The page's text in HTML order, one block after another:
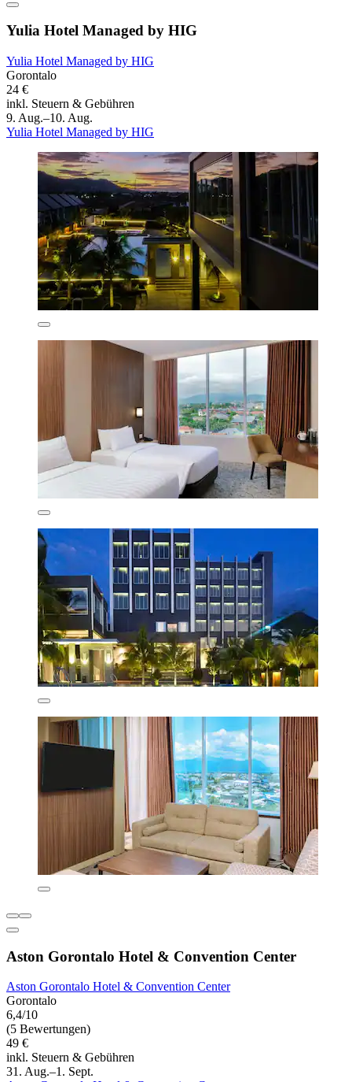
Yulia Hotel Managed by HIG
Yulia Hotel Managed by HIG
Gorontalo
24 €
inkl. Steuern & Gebühren
9. Aug.–10. Aug.
Yulia Hotel Managed by HIG
Aston Gorontalo Hotel & Convention Center
Aston Gorontalo Hotel & Convention Center
Gorontalo
6,4/10
(5 Bewertungen)
49 €
inkl. Steuern & Gebühren
31. Aug.–1. Sept.